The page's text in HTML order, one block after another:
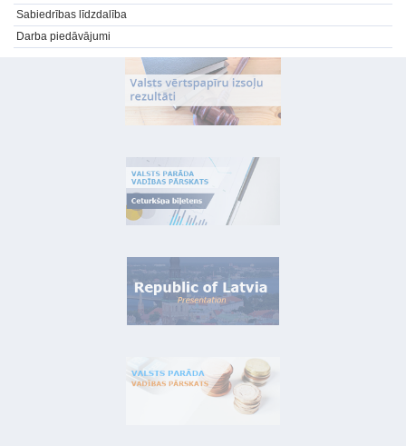
Sabiedrības līdzdalība
Darba piedāvājumi